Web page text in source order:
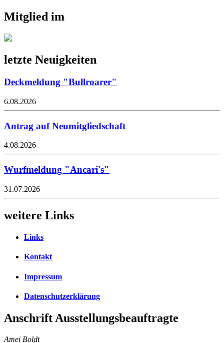
Mitglied im
letzte Neuigkeiten
Deckmeldung "Bullroarer"
6.08.2026
Antrag auf Neumitgliedschaft
4.08.2026
Wurfmeldung "Ancari's"
31.07.2026
weitere Links
Links
Kontakt
Impressum
Datenschutzerklärung
Anschrift Ausstellungsbeauftragte
Amei Boldt